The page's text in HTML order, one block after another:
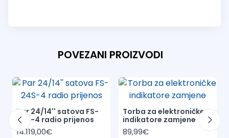
POVEZANI PROIZVODI
Par 24/14'' satova FS-
24S-4 radio prijenos
14.119,00€
Torba za elektroničke
indikatore zamjene
89,99€